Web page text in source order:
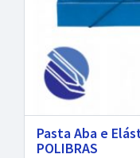
Pasta Aba e
POLIBRAS